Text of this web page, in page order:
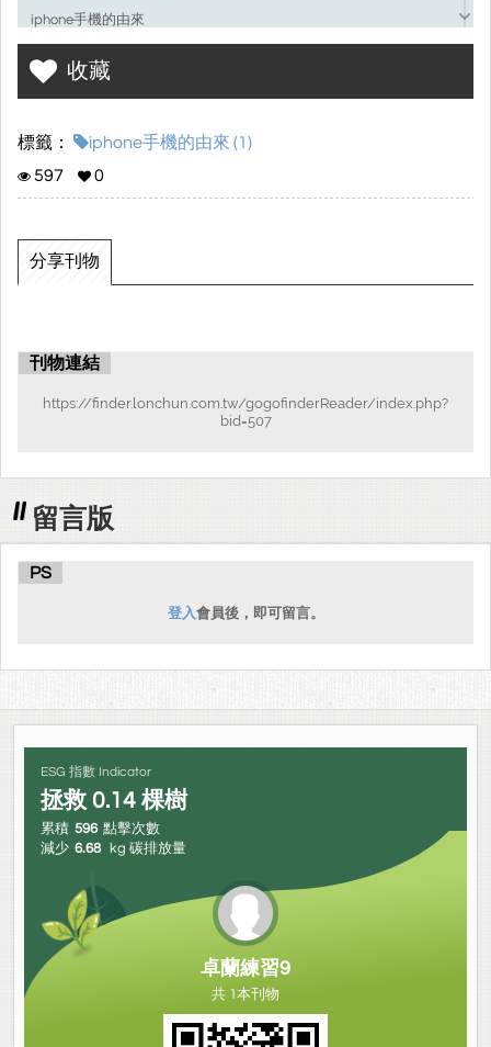
iphone手機的由來
收藏
標籤：
iphone手機的由來 (1)
597
0
分享刊物
刊物連結
https://finder.lonchun.com.tw/gogofinderReader/index.php?
bid=507
留言版
PS
登入會員後，即可留言。
ESG 指數 Indicator
拯救 0.14 棵樹
累積 596 點擊次數
減少 6.68 kg 碳排放量
卓蘭練習9
共 1本刊物